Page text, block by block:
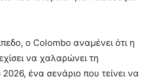
ο Colombo αναμένει ότι η
να χαλαρώνει τη
2026, ένα σενάριο που τείνει να